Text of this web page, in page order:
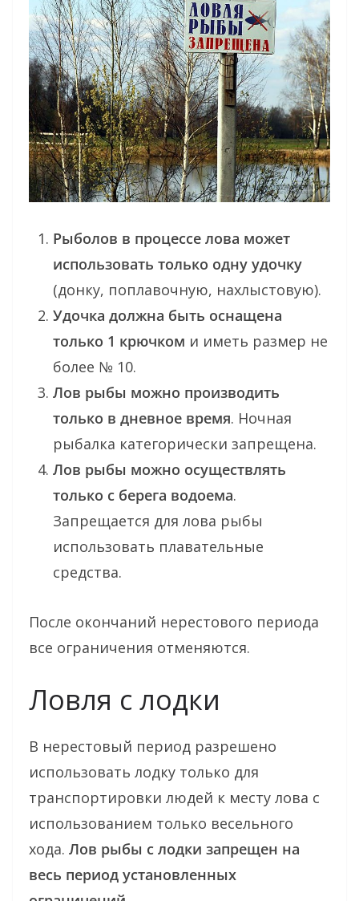
Рыболов в процессе лова может
использовать только одну удочку
(донку, поплавочную, нахлыстовую).
Удочка должна быть оснащена
только 1 крючком и иметь размер не
более № 10.
Лов рыбы можно производить
только в дневное время. Ночная
рыбалка категорически запрещена.
Лов рыбы можно осуществлять
только с берега водоема.
Запрещается для лова рыбы
использовать плавательные
средства.
После окончаний нерестового периода
все ограничения отменяются.
Ловля с лодки
В нерестовый период разрешено
использовать лодку только для
транспортировки людей к месту лова с
использованием только весельного
хода. Лов рыбы с лодки запрещен на
весь период установленных